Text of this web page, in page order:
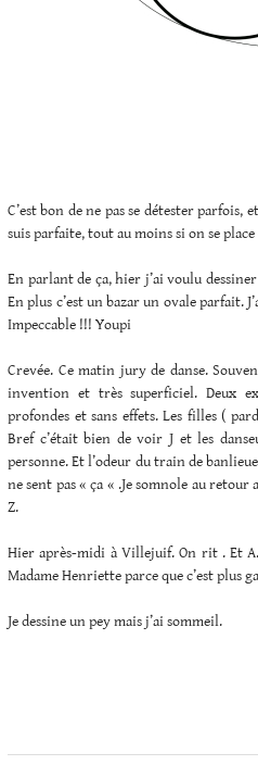
C’est bon de ne pas se détester
suis parfaite, tout au moins si on se
En parlant de ça, hier j’ai voulu
En plus c’est un bazar un ovale parfait.
Impeccable !!! Youpi
Crevée. Ce matin jury de danse.
invention et très superficiel. Deux
profondes et sans effets. Les filles (
Bref c’était bien de voir J et les
personne. Et l’odeur du train de
ne sent pas « ça « .Je somnole au
Z.
Hier après-midi à Villejuif. On rit . Et
Madame Henriette parce que c’est plus
Je dessine un pey mais j’ai sommeil.